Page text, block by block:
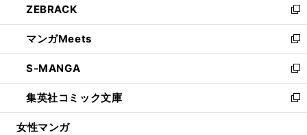
く
で
開
く
ド
ウ
で
開
く
ィ
ン
ド
ウ
で
開
く
い
ウ
ィ
ン
ド
ウ
で
開
ZEBRACK
新
し
い
ウ
ィ
ン
ド
ウ
マンガMeets
新
し
い
ウ
ィ
ン
S-MANGA
新
し
い
ウ
集英社コミック文庫
新
し
女性マンガ